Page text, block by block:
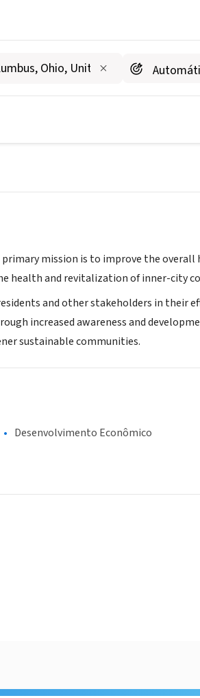
mission is to improve the
health and revitalization of inner-city
and other stakeholders in their
increased awareness and
sustainable communities.
Desenvolvimento Econômico